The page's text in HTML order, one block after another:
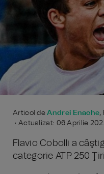
Articol deAndrei Enache,
• Actualizat: 06 Aprilie
Flavio Cobolli a
categorie ATP 250